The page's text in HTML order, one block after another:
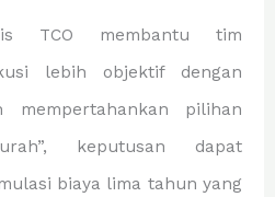
TCO membantu tim
lebih objektif dengan
mempertahankan pilihan
keputusan dapat
biaya lima tahun yang